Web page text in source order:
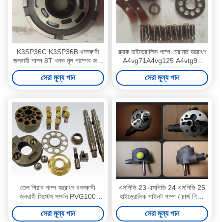
K3SP36C K3SP36B খননকারী
জলবাহী পাম্প 8T খনক মূল পাম্পের জন্য
মেরামত
সেরা মূল্য পান
ব্ল্যাক হাইড্রোলিক পাম্প মেরামত যন্ত্রাংশ
A4vg71A4vg125 A4vtg90
নির্মাণ যন্ত্রপাতি জন্য
সেরা মূল্য পান
তেল গিয়ার পাম্প যন্ত্রাংশ খননকারী
জলবাহী সিস্টেম সমর্থন PVG100
PVG120 PVG075
সেরা মূল্য পান
এসপিভি 23 এসপিভি 24 এসপিভি 25
হাইড্রোলিক পাইলট পাম্প / চার্জ গিয়ার
তেল পাম্প মেরামত কিট
সেরা মূল্য পান